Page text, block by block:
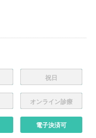
祝日
オンライン診療
電子決済可